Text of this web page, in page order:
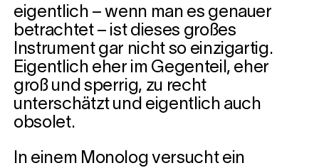
eigentlich – wenn man es genauer
betrachtet – ist dieses großes
Instrument gar nicht so einzigartig.
Eigentlich eher im Gegenteil, eher
groß und sperrig, zu recht
unterschätzt und eigentlich auch
obsolet.
In einem Monolog versucht ein